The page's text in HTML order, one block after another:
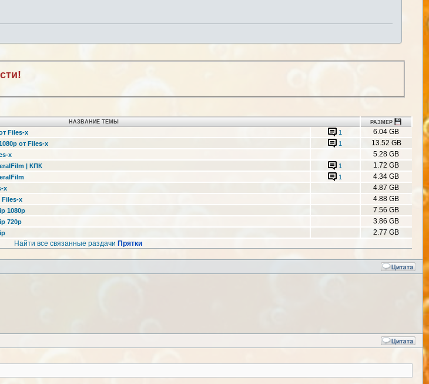
НАЗВАНИЕ ТЕМЫ РАЗМЕР
Files-x 1
6.04 GB
от Files-x 1
13.52 GB
x
5.28 GB
| КПК 1
1.72 GB
1
4.34 GB
x
4.87 GB
Files-x
4.88 GB
1080p
7.56 GB
720p
3.86 GB
2.77 GB
Найти все связанные раздачи Прятки